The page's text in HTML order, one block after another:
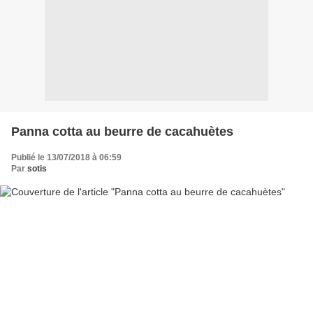
Panna cotta au beurre de cacahuètes
Publié le 13/07/2018 à 06:59
Par sotis